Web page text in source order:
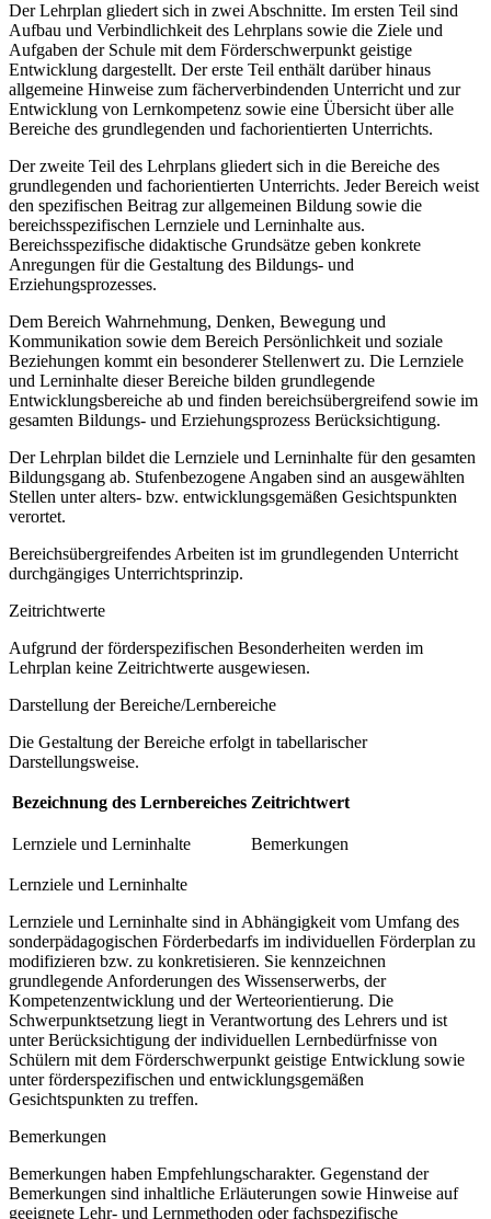
Der Lehrplan gliedert sich in zwei Abschnitte. Im ersten Teil sind
Aufbau und Verbindlichkeit des Lehrplans sowie die Ziele und
Aufgaben der Schule mit dem Förderschwerpunkt geistige
Entwicklung dargestellt. Der erste Teil enthält darüber hinaus
allgemeine Hinweise zum fächerverbindenden Unterricht und zur
Entwicklung von Lernkompetenz sowie eine Übersicht über alle
Bereiche des grundlegenden und fachorientierten Unterrichts.
Der zweite Teil des Lehrplans gliedert sich in die Bereiche des
grundlegenden und fachorientierten Unterrichts. Jeder Bereich weist
den spezifischen Beitrag zur allgemeinen Bildung sowie die
bereichsspezifischen Lernziele und Lerninhalte aus.
Bereichsspezifische didaktische Grundsätze geben konkrete
Anregungen für die Gestaltung des Bildungs- und
Erziehungsprozesses.
Dem Bereich Wahrnehmung, Denken, Bewegung und
Kommunikation sowie dem Bereich Persönlichkeit und soziale
Beziehungen kommt ein besonderer Stellenwert zu. Die Lernziele
und Lerninhalte dieser Bereiche bilden grundlegende
Entwicklungsbereiche ab und finden bereichsübergreifend sowie im
gesamten Bildungs- und Erziehungsprozess Berücksichtigung.
Der Lehrplan bildet die Lernziele und Lerninhalte für den gesamten
Bildungsgang ab. Stufenbezogene Angaben sind an ausgewählten
Stellen unter alters- bzw. entwicklungsgemäßen Gesichtspunkten
verortet.
Bereichsübergreifendes Arbeiten ist im grundlegenden Unterricht
durchgängiges Unterrichtsprinzip.
Zeitrichtwerte
Aufgrund der förderspezifischen Besonderheiten werden im
Lehrplan keine Zeitrichtwerte ausgewiesen.
Darstellung der Bereiche/Lernbereiche
Die Gestaltung der Bereiche erfolgt in tabellarischer
Darstellungsweise.
Bezeichnung des Lernbereiches Zeitrichtwert
Lernziele und Lerninhalte Bemerkungen
Lernziele und Lerninhalte
Lernziele und Lerninhalte sind in Abhängigkeit vom Umfang des
sonderpädagogischen Förderbedarfs im individuellen Förderplan zu
modifizieren bzw. zu konkretisieren. Sie kennzeichnen
grundlegende Anforderungen des Wissenserwerbs, der
Kompetenzentwicklung und der Werteorientierung. Die
Schwerpunktsetzung liegt in Verantwortung des Lehrers und ist
unter Berücksichtigung der individuellen Lernbedürfnisse von
Schülern mit dem Förderschwerpunkt geistige Entwicklung sowie
unter förderspezifischen und entwicklungsgemäßen
Gesichtspunkten zu treffen.
Bemerkungen
Bemerkungen haben Empfehlungscharakter. Gegenstand der
Bemerkungen sind inhaltliche Erläuterungen sowie Hinweise auf
geeignete Lehr- und Lernmethoden oder fachspezifische